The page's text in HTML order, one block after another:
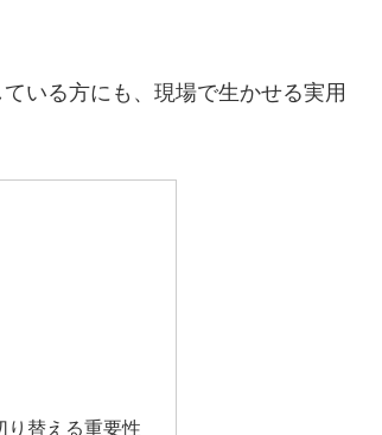
いる方にも、現場で生かせる実用
替える重要性